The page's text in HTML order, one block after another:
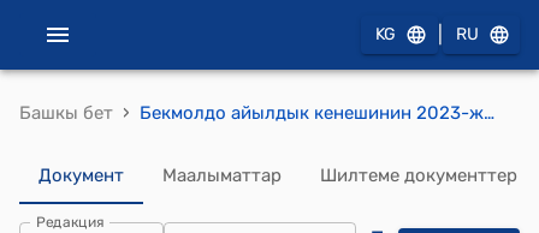
KG RU
Башкы бет › Бекмолдо айылдык кенешинин 2023-жылдын 31-мартындагы № 42 "Бекмолдо айыл аймагындагы калктуу конуштарда болуп өткөн элдик жыйындардын чечими жөнүндө" токтому
Документ Маалыматтар Шилтеме документтер
Редакция